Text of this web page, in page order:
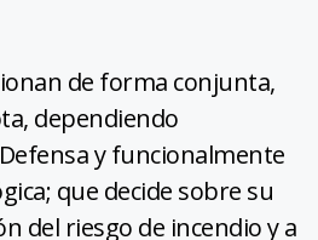
de forma conjunta,
dependiendo
y funcionalmente
que decide sobre su
del riesgo de incendio y a